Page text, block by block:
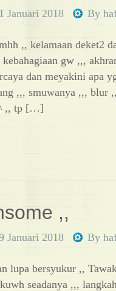
Januari 2018 By
,, kelamaan deket2
gw ,,,
dan meyakini apa
,,, smuwanya ,,, blur
,, tp […]
,,
Januari 2018 By
lupa bersyukur ,,
seadanya ,,,